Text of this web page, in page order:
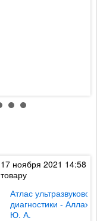
17 ноября 2021 14:58
товару
Атлас ультразвуковой
диагностики -
Ю. А.